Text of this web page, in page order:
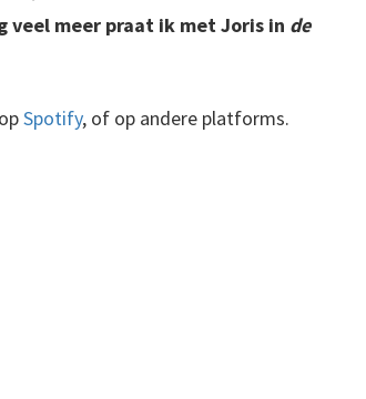
veel meer praat ik met Joris in de
Spotify, of op andere platforms.